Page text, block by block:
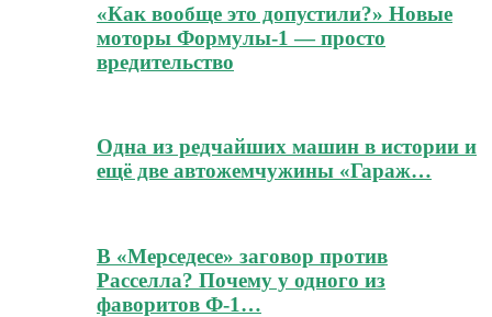
«Как вообще это допустили?» Новые
моторы Формулы-1 — просто
вредительство
Одна из редчайших машин в истории и
ещё две автожемчужины «Гараж…
В «Мерседесе» заговор против
Расселла? Почему у одного из
фаворитов Ф-1…